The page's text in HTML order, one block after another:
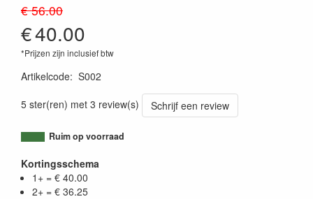
€ 56.00
€40.00
*Prijzen zijn inclusief btw
Artikelcode: S002
5 ster(ren) met 3 review(s)
Schrijf een review
Ruim op voorraad
Kortingsschema
1+ = € 40.00
2+ = € 36.25